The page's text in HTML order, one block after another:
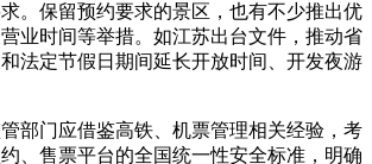
。保留预约要求的景区，也有不少推出优
业时间等举措。如江苏出台文件，推动省
法定节假日期间延长开放时间、开发夜游
门应借鉴高铁、机票管理相关经验，考
、售票平台的全国统一性安全标准，明确